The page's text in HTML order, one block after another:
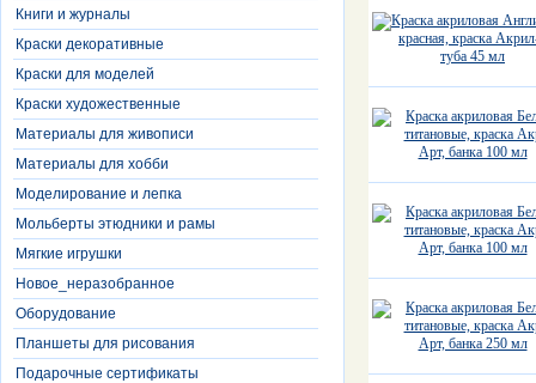
Книги и журналы
Краски декоративные
Краски для моделей
Краски художественные
Материалы для живописи
Материалы для хобби
Моделирование и лепка
Мольберты этюдники и рамы
Мягкие игрушки
Новое_неразобранное
Оборудование
Планшеты для рисования
Подарочные сертификаты